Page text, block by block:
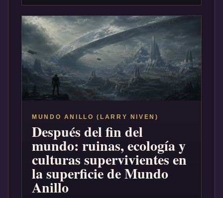
MUNDO ANILLO (LARRY NIVEN)
Después del fin del
mundo: ruinas, ecología y
culturas supervivientes en
la superficie de Mundo
Anillo